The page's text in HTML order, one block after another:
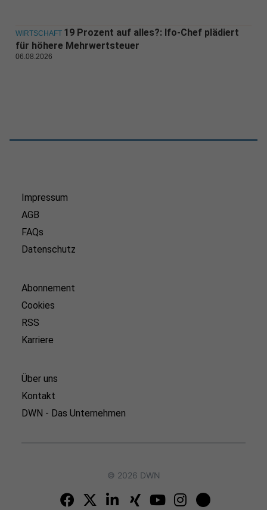
WIRTSCHAFT 19 Prozent auf alles?: Ifo-Chef plädiert
für höhere Mehrwertsteuer
06.08.2026
Impressum
AGB
FAQs
Datenschutz
Abonnement
Cookies
RSS
Karriere
Über uns
Kontakt
DWN - Das Unternehmen
© 2026 DWN